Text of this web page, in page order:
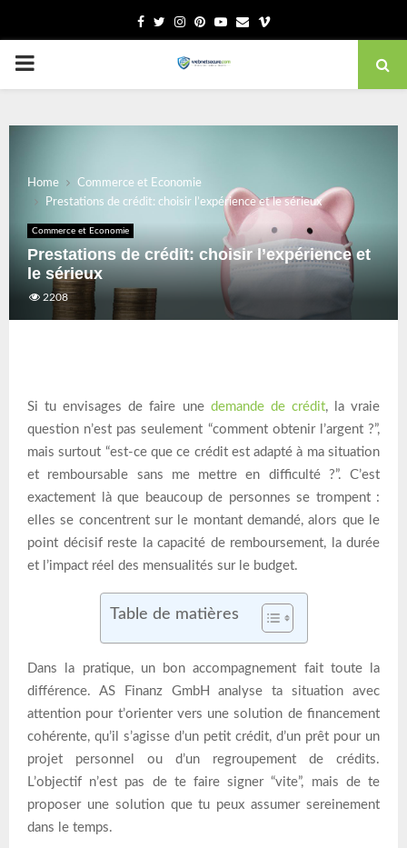
Facebook
TwitterInstagram
PinterestYoutube
EmailVimeo
PRIMARY
Home
Commerce et Economie
Prestations de crédit: choisir l’expérience et le sérieux
Commerce et Economie
Prestations de crédit: choisir l’expérience et
le sérieux
2208
Si tu envisages de faire une demande de crédit, la vraie
question n’est pas seulement “comment obtenir l’argent ?”,
mais surtout “est-ce que ce crédit est adapté à ma situation
et remboursable sans me mettre en difficulté ?”. C’est
exactement là que beaucoup de personnes se trompent :
elles se concentrent sur le montant demandé, alors que le
point décisif reste la capacité de remboursement, la durée
et l’impact réel des mensualités sur le budget.
Table de matières
Dans la pratique, un bon accompagnement fait toute la
différence. AS Finanz GmbH analyse ta situation avec
attention pour t’orienter vers une solution de financement
cohérente, qu’il s’agisse d’un petit crédit, d’un prêt pour un
projet personnel ou d’un regroupement de crédits.
L’objectif n’est pas de te faire signer “vite”, mais de te
proposer une solution que tu peux assumer sereinement
dans le temps.